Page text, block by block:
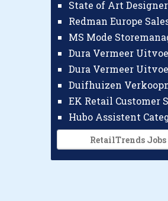
State of Art Designer
MS Mode
RetailTrends Jobs